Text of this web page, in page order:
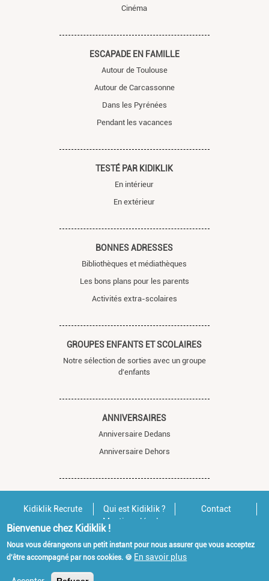
Cinéma
ESCAPADE EN FAMILLE
Autour de Toulouse
Autour de Carcassonne
Dans les Pyrénées
Pendant les vacances
TESTÉ PAR KIDIKLIK
En intérieur
En extérieur
BONNES ADRESSES
Bibliothèques et médiathèques
Les bons plans pour les parents
Activités extra-scolaires
GROUPES ENFANTS ET SCOLAIRES
Notre sélection de sorties avec un groupe
d'enfants
ANNIVERSAIRES
Anniversaire Dedans
Anniversaire Dehors
Kidiklik Recrute Qui est Kidiklik ?
Contact
Mentions légales
Bienvenue chez Kidiklik !
Nous vous dérangeons un petit instant pour nous assurer que vous acceptez
d'être accompagné par nos cookies. 🍪 En savoir plus